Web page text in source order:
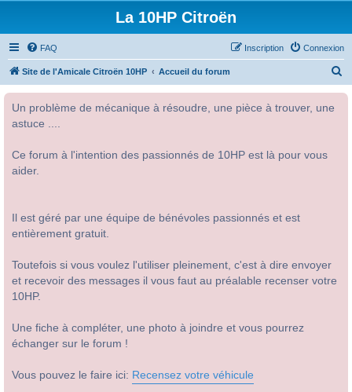
La 10HP Citroën
FAQ Connexion
Inscription
Site de l'Amicale Citroën 10HP Accueil du forum
Un problème de mécanique à résoudre, une pièce à trouver, une
astuce ....
Ce forum à l'intention des passionnés de 10HP est là pour vous
aider.
Il est géré par une équipe de bénévoles passionnés et est
entièrement gratuit.
Toutefois si vous voulez l'utiliser pleinement, c'est à dire envoyer
et recevoir des messages il vous faut au préalable recenser votre
10HP.
Une fiche à compléter, une photo à joindre et vous pourrez
échanger sur le forum !
Vous pouvez le faire ici: Recensez votre véhicule